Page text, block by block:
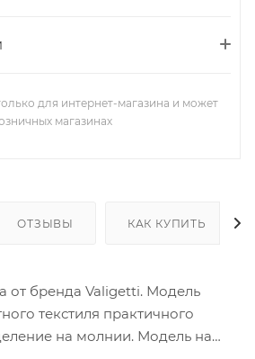
для интернет-магазина и может
магазинах
ОТЗЫВЫ КАК КУПИТЬ
от бренда Valigetti. Модель
текстиля практичного
на молнии. Модель на